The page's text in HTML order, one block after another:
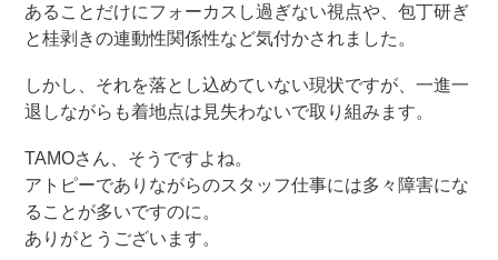
あることだけにフォーカスし過ぎない視点や、包丁研ぎ
と桂剥きの連動性関係性など気付かされました。
しかし、それを落とし込めていない現状ですが、一進一
退しながらも着地点は見失わないで取り組みます。
TAMOさん、そうですよね。
アトピーでありながらのスタッフ仕事には多々障害にな
ることが多いですのに。
ありがとうございます。